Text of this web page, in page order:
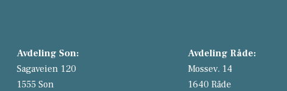
Avdeling Son:
Sagaveien 120
1555 Son
Avdeling Råde:
Mossev. 14
1640 Råde